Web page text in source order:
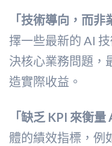
「技術導向，而非
擇一些最新的 AI
決核心業務問題，
造實際收益。
「缺乏 KPI 來衡量
體的績效指標，例